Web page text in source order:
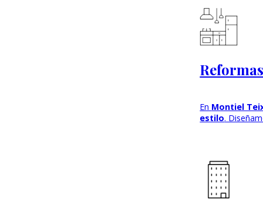
En Montiel
estilo.